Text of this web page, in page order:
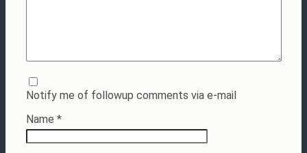
Notify me of followup comments via e-mail
Name *